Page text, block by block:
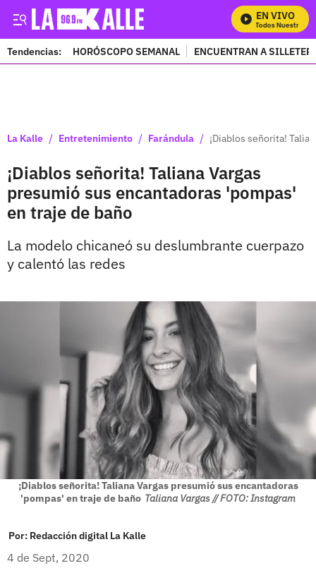
EN VIVO
Mira Todos Nuestros
Tendencias: HORÓSCOPO SEMANAL ENCUENTRAN A
La Kalle / Entretenimiento / Farándula / ¡Diablos señorita!
¡Diablos señorita! Taliana Vargas
presumió sus encantadoras 'pompas'
en traje de baño
La modelo chicaneó su deslumbrante cuerpazo
y calentó las redes
¡Diablos señorita! Taliana Vargas presumió sus encantadoras
'pompas' en traje de baño Taliana Vargas // FOTO: Instagram
Por: Redacción digital La Kalle
4 de Sept, 2020